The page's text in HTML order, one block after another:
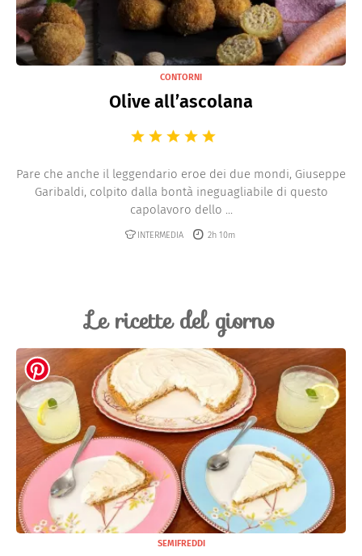
CONTORNI
Olive all’ascolana
Pare che anche il leggendario eroe dei due mondi, Giuseppe
Garibaldi, colpito dalla bontà ineguagliabile di questo
capolavoro dello ...
INTERMEDIA 2h 10m
Le ricette del giorno
SEMIFREDDI